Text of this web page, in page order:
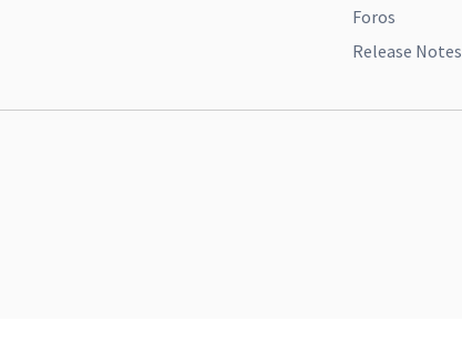
Foros
Release Notes